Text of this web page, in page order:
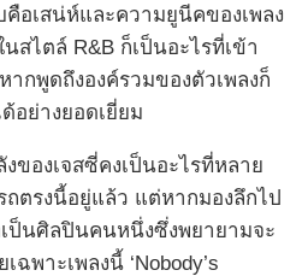
คือเสน่ห์และความยูนีคของเพลง
สไตล์ R&B ก็เป็นอะไรที่เข้า
กพูดถึงองค์รวมของตัวเพลงก็
อย่างยอดเยี่ยม
ของเจสซี่คงเป็นอะไรที่หลาย
ตรงนี้อยู่แล้ว แต่หากมองลึกไป
ป็นศิลปินคนหนึ่งซึ่งพยายามจะ
ฉพาะเพลงนี้ ‘Nobody’s